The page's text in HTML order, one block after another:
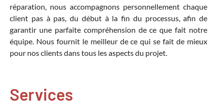
réparation, nous accompagnons personnellement chaque
client pas à pas, du début à la fin du processus, afin de
garantir une parfaite compréhension de ce que fait notre
équipe. Nous fournit le meilleur de ce qui se fait de mieux
pour nos clients dans tous les aspects du projet.
Services